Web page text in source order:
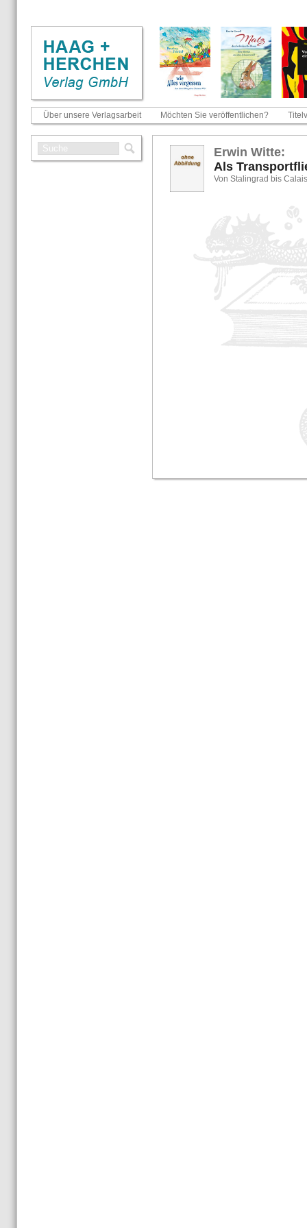
Über unsere Verlagsarbeit Möchten Sie veröffentlichen?
Erwin Witte:
Als
Von Sta­lin­grad bis Ca­lais